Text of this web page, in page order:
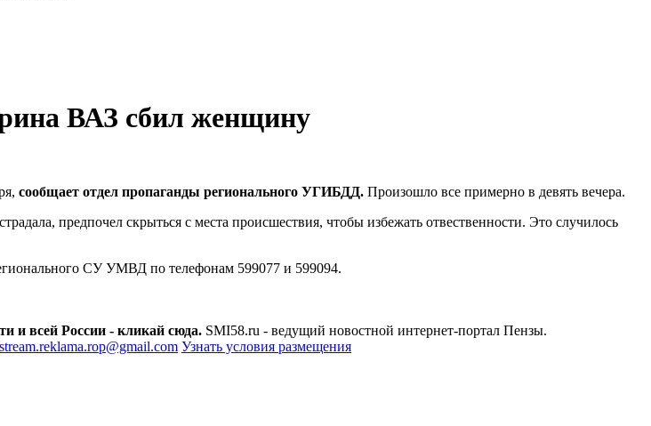
ВАЗ сбил женщину
сообщает отдел пропаганды регионального УГИБДД. Произошло все примерно в девять вечера.
предпочел скрыться с места происшествия, чтобы избежать отвественности. Это случилось
СУ УМВД по телефонам 599077 и 599094.
и всей России - кликай сюда. SMI58.ru - ведущий новостной интернет-портал Пензы.
Узнать условия размещения